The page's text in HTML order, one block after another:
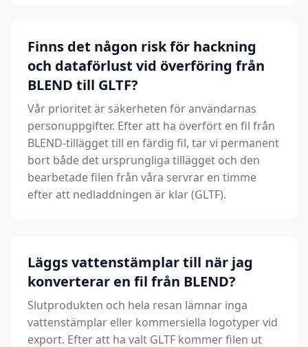
Finns det någon risk för hackning
och dataförlust vid överföring från
BLEND till GLTF?
Vår prioritet är säkerheten för användarnas
personuppgifter. Efter att ha överfört en fil från
BLEND-tillägget till en färdig fil, tar vi permanent
bort både det ursprungliga tillägget och den
bearbetade filen från våra servrar en timme
efter att nedladdningen är klar (GLTF).
Läggs vattenstämplar till när jag
konverterar en fil från BLEND?
Slutprodukten och hela resan lämnar inga
vattenstämplar eller kommersiella logotyper vid
export. Efter att ha valt GLTF kommer filen ut